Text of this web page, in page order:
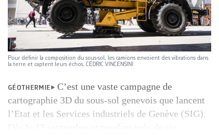
Pour définir la composition du sous-sol, les camions envoient des vibrations dans
la terre et captent leurs échos. CÉDRIC VINCENSINI
GÉOTHERMIE
C’est une vaste campagne de
cartographie 3D du sous-sol genevois que lancent
l’Etat et les Services industriels de Genève (SIG).